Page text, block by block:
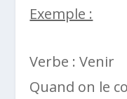
Exemple :
Verbe : Venir
Quand on le